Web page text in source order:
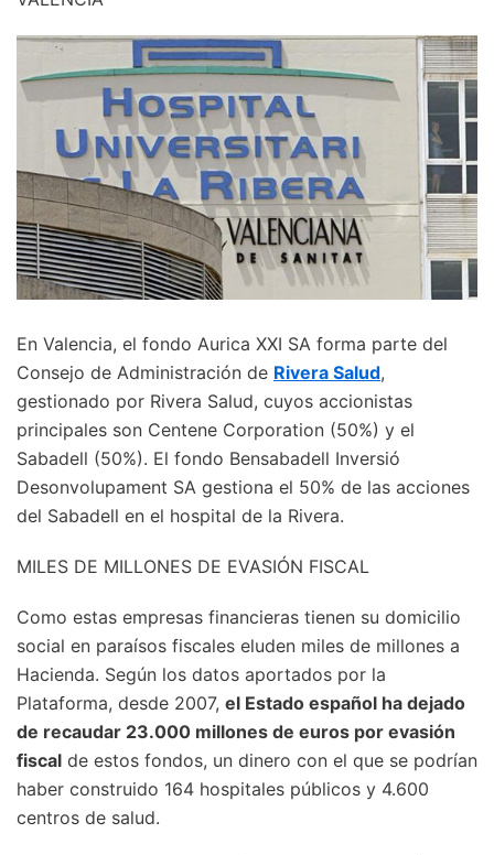
En Valencia, el fondo Aurica XXI SA forma parte del
Consejo de Administración de Rivera Salud,
gestionado por Rivera Salud, cuyos accionistas
principales son Centene Corporation (50%) y el
Sabadell (50%). El fondo Bensabadell Inversió
Desonvolupament SA gestiona el 50% de las acciones
del Sabadell en el hospital de la Rivera.
MILES DE MILLONES DE EVASIÓN FISCAL
Como estas empresas financieras tienen su domicilio
social en paraísos fiscales eluden miles de millones a
Hacienda. Según los datos aportados por la
Plataforma, desde 2007, el Estado español ha dejado
de recaudar 23.000 millones de euros por evasión
fiscal de estos fondos, un dinero con el que se podrían
haber construido 164 hospitales públicos y 4.600
centros de salud.